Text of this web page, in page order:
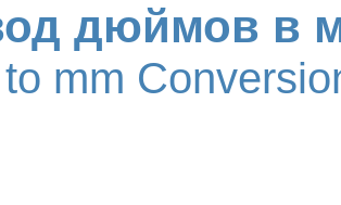
дюймов в
mm